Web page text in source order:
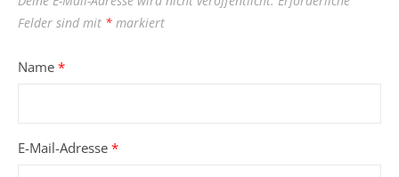
Felder sind mit * markiert
Name *
E-Mail-Adresse *